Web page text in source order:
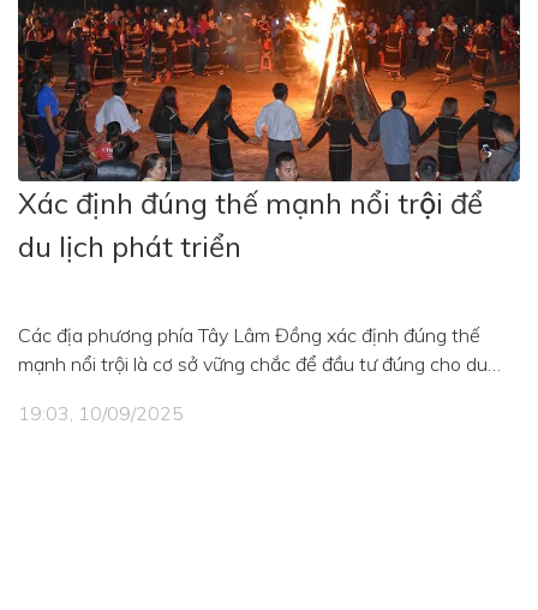
Xác định đúng thế mạnh nổi trội để
du lịch phát triển
Các địa phương phía Tây Lâm Đồng xác định đúng thế
mạnh nổi trội là cơ sở vững chắc để đầu tư đúng cho du
19:03, 10/09/2025